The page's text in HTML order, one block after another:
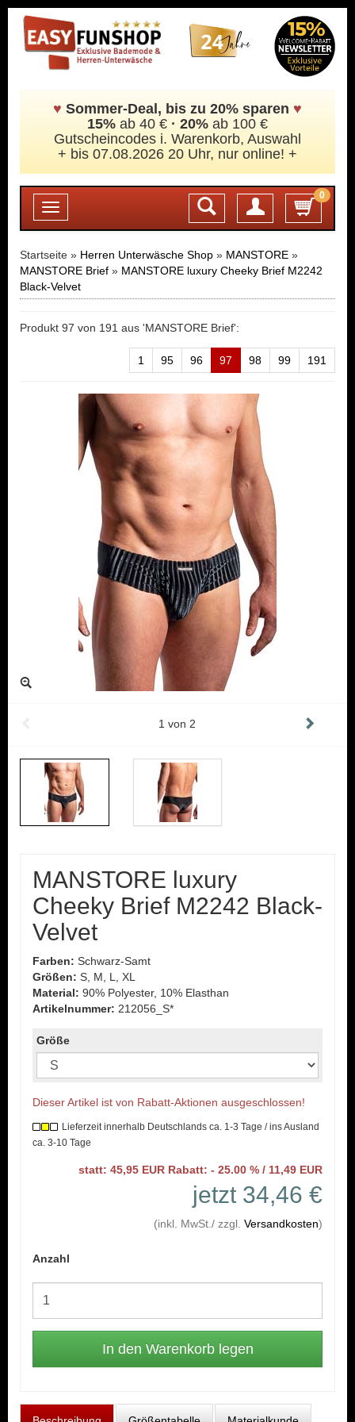
♥ Sommer-Deal, bis zu 20% sparen ♥
15% ab 40 € · 20% ab 100 €
Gutscheincodes i. Warenkorb, Auswahl
+ bis 07.08.2026 20 Uhr, nur online! +
Toggle
navigation
0
Login
Startseite » Herren Unterwäsche Shop » MANSTORE »
MANSTORE Brief » MANSTORE luxury Cheeky Brief M2242
Black-Velvet
Produkt 97 von 191 aus 'MANSTORE Brief':
1 95 96 97 98 99 191
1 von 2
MANSTORE luxury
Cheeky Brief M2242 Black-
Velvet
Farben: Schwarz-Samt
Größen: S, M, L, XL
Material: 90% Polyester, 10% Elasthan
Artikelnummer: 212056_S*
Größe
Dieser Artikel ist von Rabatt-Aktionen ausgeschlossen!
Lieferzeit innerhalb Deutschlands ca. 1-3 Tage / ins Ausland
ca. 3-10 Tage
statt: 45,95 EUR Rabatt: - 25.00 % / 11,49 EUR
jetzt 34,46 €
(inkl. MwSt./ zzgl. Versandkosten)
Anzahl